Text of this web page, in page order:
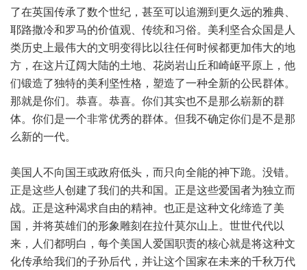
了在英国传承了数个世纪，甚至可以追溯到更久远的雅典、
耶路撒冷和罗马的价值观、传统和习俗。美利坚合众国是人
类历史上最伟大的文明变得比以往任何时候都更加伟大的地
方，在这片辽阔大陆的土地、花岗岩山丘和崎岖平原上，他
们锻造了独特的美利坚性格，塑造了一种全新的公民群体。
那就是你们。恭喜。恭喜。你们其实也不是那么崭新的群
体。你们是一个非常优秀的群体。但我不确定你们是不是那
么新的一代。
美国人不向国王或政府低头，而只向全能的神下跪。没错。
正是这些人创建了我们的共和国。正是这些爱国者为独立而
战。正是这种渴求自由的精神。也正是这种文化缔造了美
国，并将英雄们的形象雕刻在拉什莫尔山上。世世代代以
来，人们都明白，每个美国人爱国职责的核心就是将这种文
化传承给我们的子孙后代，并让这个国家在未来的千秋万代